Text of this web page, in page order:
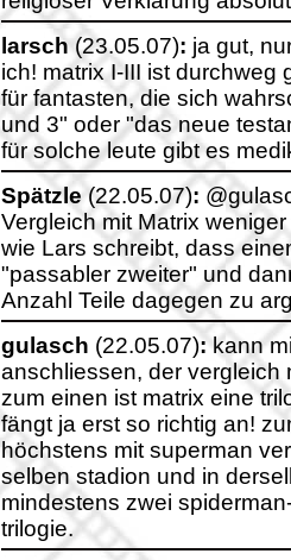
larsch (23.05.07): ja gut,
ich! matrix I-III ist durchweg
für fantasten, die sich
und 3" oder "das neue
für solche leute gibt es
Spätzle (22.05.07):
Vergleich mit Matrix
wie Lars schreibt, dass
"passabler zweiter" und
Anzahl Teile dagegen zu
gulasch (22.05.07): kann
anschliessen, der vergleich
zum einen ist matrix eine
fängt ja erst so richtig an!
höchstens mit superman
selben stadion und in
mindestens zwei
trilogie.